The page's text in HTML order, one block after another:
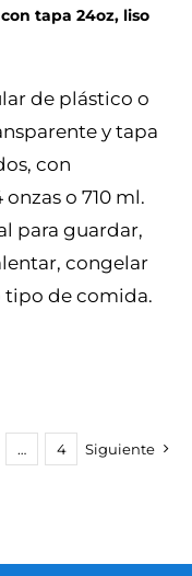
tapa 24oz, liso
de plástico o
y tapa
con
o 710 ml.
para guardar,
congelar
de comida.
… 4 Siguiente